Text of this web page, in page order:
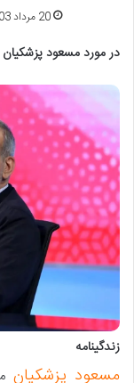
20 مرداد 1403
در مورد مسعود پزشکیان
زندگینامه
مسعود پزشکیان